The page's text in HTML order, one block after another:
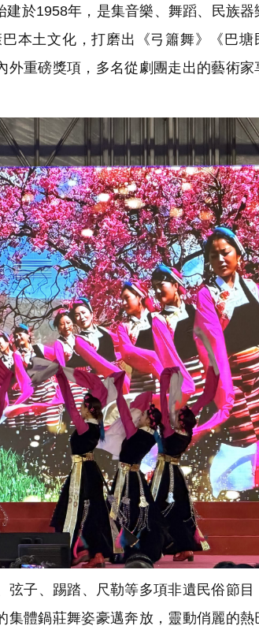
於1958年，是集音樂、舞蹈、民族器
本土文化，打磨出《弓簫舞》《巴塘
外重磅獎項，多名從劇團走出的藝術家
子、踢踏、尺勒等多項非遺民俗節目
體鍋莊舞姿豪邁奔放，靈動俏麗的熱